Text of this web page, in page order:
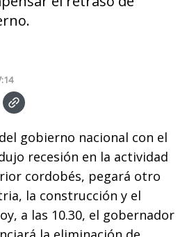
gobierno nacional con el
recesión en la actividad
cordobés, pegará otro
la construcción y el
a las 10.30, el gobernador